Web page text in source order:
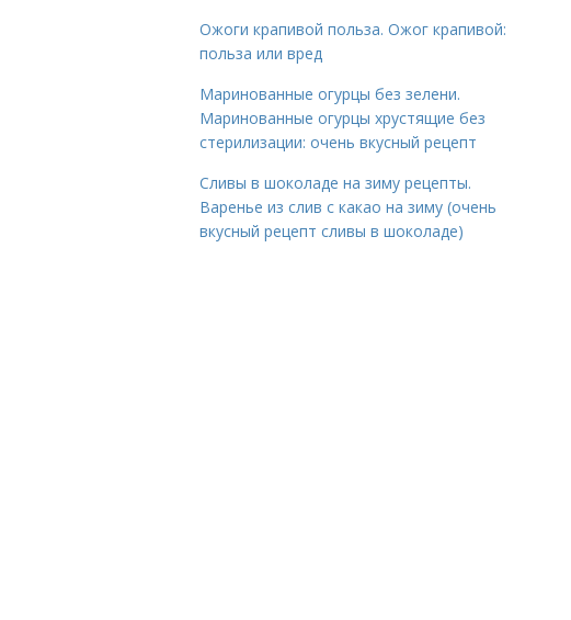
Ожоги крапивой польза. Ожог крапивой:
польза или вред
Маринованные огурцы без зелени.
Маринованные огурцы хрустящие без
стерилизации: очень вкусный рецепт
Сливы в шоколаде на зиму рецепты.
Варенье из слив с какао на зиму (очень
вкусный рецепт сливы в шоколаде)